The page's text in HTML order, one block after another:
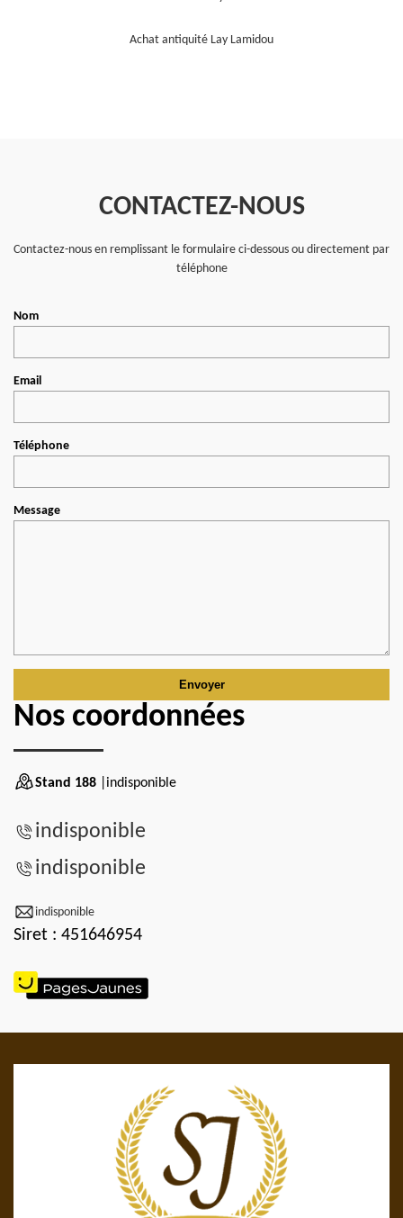
Achat antiquité Lay Lamidou
CONTACTEZ-NOUS
Contactez-nous en remplissant le formulaire ci-dessous ou directement par
téléphone
Nom
Email
Téléphone
Message
Nos coordonnées
Stand 188 |indisponible
indisponible
indisponible
indisponible
Siret : 451646954